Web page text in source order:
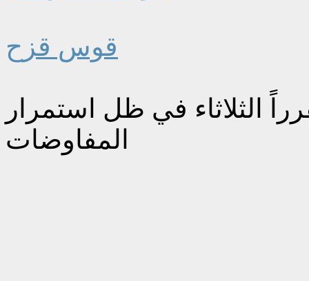
قوس قزح
الثلاثاء في ظل استمرار
المفاوضات